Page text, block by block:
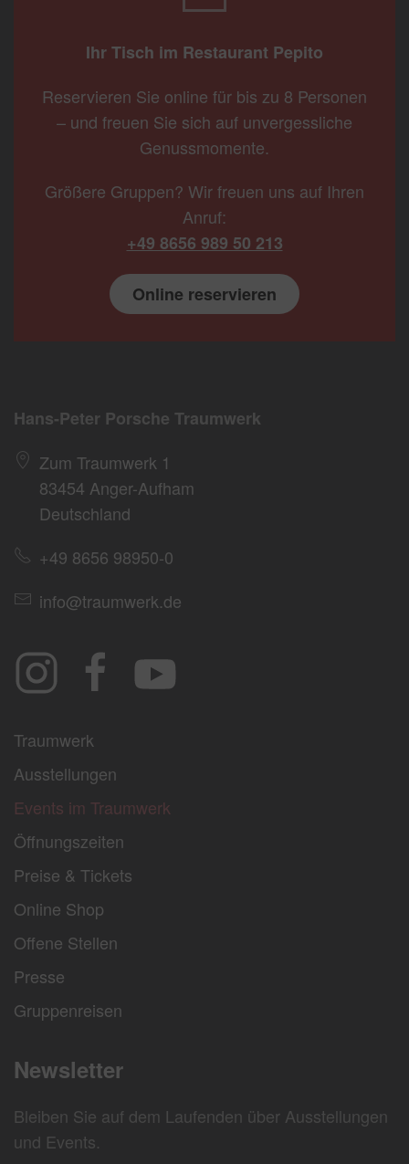
Ihr Tisch im Restaurant Pepito
Reservieren Sie online für bis zu 8 Personen
– und freuen Sie sich auf unvergessliche
Genussmomente.
Größere Gruppen? Wir freuen uns auf Ihren
Anruf:
+49 8656 989 50 213
Online reservieren
Hans-Peter Porsche Traumwerk
Zum Traumwerk 1
83454 Anger-Aufham
Deutschland
+49 8656 98950-0
info@traumwerk.de
Traumwerk
Ausstellungen
Events im Traumwerk
Öffnungszeiten
Preise & Tickets
Online Shop
Offene Stellen
Presse
Gruppenreisen
Newsletter
Bleiben Sie auf dem Laufenden über Ausstellungen
und Events.